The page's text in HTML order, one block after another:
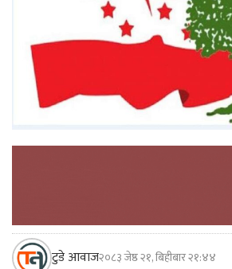
टुडे आवाज२०८३ जेष्ठ २१, बिहीबार २१:४४